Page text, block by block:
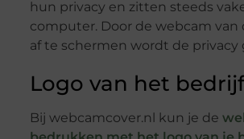
hun privacy en zitten steeds
computer. Door de webcam
af te schermen wordt de privacy
Logo van het bedrijf
Bij webcamcover.nl kun je de